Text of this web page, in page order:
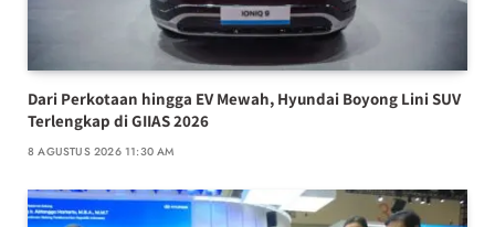
Dari Perkotaan hingga EV Mewah, Hyundai Boyong Lini SUV
Terlengkap di GIIAS 2026
8 AGUSTUS 2026 11:30 AM